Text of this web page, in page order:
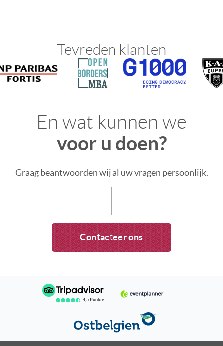
Tevreden klanten
En wat kunnen we
voor u doen?
Graag beantwoorden wij al uw vragen persoonlijk.
Contacteer ons
4,5 Punkte